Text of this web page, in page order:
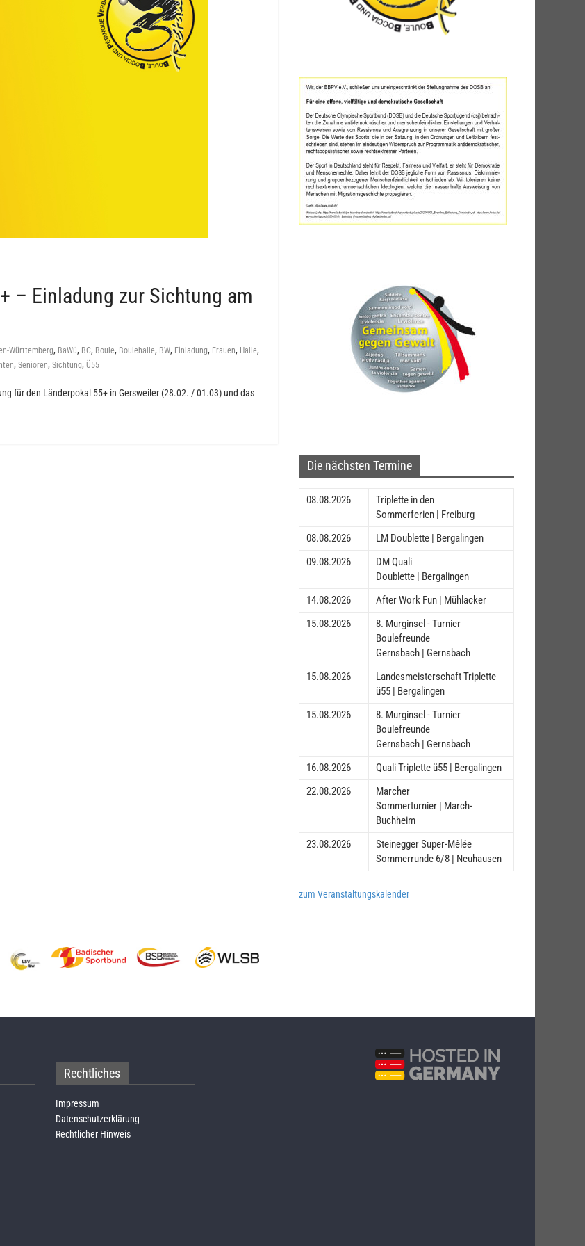
– Einladung zur Sichtung am
Württemberg, BaWü, BC, Boule, Boulehalle, BW, Einladung, Frauen, Halle,
, Senioren, Sichtung, Ü55
für den Länderpokal 55+ in Gersweiler (28.02. / 01.03) und das
Die nächsten Termine
08.08.2026
Triplette in den
Sommerferien | Freiburg
08.08.2026
LM Doublette | Bergalingen
09.08.2026
DM Quali
Doublette | Bergalingen
14.08.2026
After Work Fun | Mühlacker
15.08.2026
8. Murginsel - Turnier
Boulefreunde
Gernsbach | Gernsbach
15.08.2026
Landesmeisterschaft Triplette
ü55 | Bergalingen
15.08.2026
8. Murginsel - Turnier
Boulefreunde
Gernsbach | Gernsbach
16.08.2026
Quali Triplette ü55 | Bergalingen
22.08.2026
Marcher
Sommerturnier | March-
Buchheim
23.08.2026
Steinegger Super-Mêlée
Sommerrunde 6/8 | Neuhausen
zum Veranstaltungskalender
Rechtliches
Impressum
Datenschutzerklärung
Rechtlicher Hinweis